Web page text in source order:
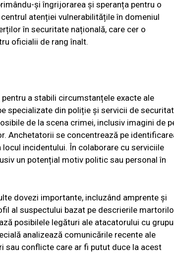
și îngrijorarea și speranța pentru o
atenției vulnerabilitățile în domeniul
în securitate națională, care cer o
oficialii de rang înalt.
a stabili circumstanțele exacte ale
specializate din poliție și servicii de
de la scena crimei, inclusiv imagini de
Anchetatorii se concentrează pe
incidentului. În colaborare cu serviciile
un potențial motiv politic sau personal în
dovezi importante, incluzând amprente și
al suspectului bazat pe descrierile
posibilele legături ale atacatorului cu
analizează comunicările recente ale
sau conflicte care ar fi putut duce la acest